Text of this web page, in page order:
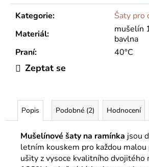
Kategorie:
Šaty pro
Materiál:
mušelín
bavlna
Praní: 40°C
Zeptat se
Popis Podobné (2) Hodnocení
Mušelínové šaty na ramínka jsou
letním kouskem pro každou malou
ušity z vysoce kvalitního dvojitého